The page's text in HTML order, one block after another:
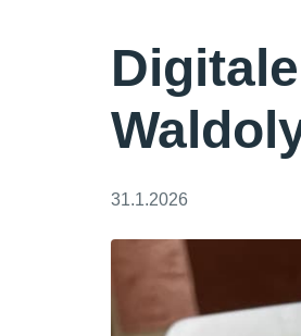
31.1.2026